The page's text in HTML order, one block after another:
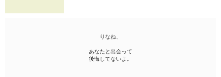
りなね、
あなたと出会って
後悔してないよ。